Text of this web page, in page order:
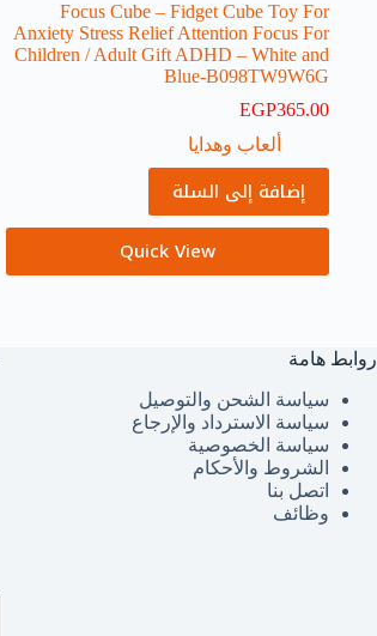
Focus Cube – Fidget Cube Toy For
Anxiety Stress Relief Attention Focus For
Children / Adult Gift ADHD – White and
Blue-B098TW9W6G
EGP365.00
ألعاب وهدايا
إضافة إلى السلة
Quick View
روابط هامة
سياسة الشحن والتوصيل
سياسة الاسترداد والإرجاع
سياسة الخصوصية
الشروط والأحكام
اتصل بنا
وظائف